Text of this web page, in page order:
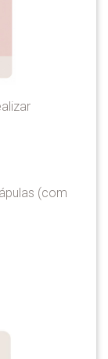
(com